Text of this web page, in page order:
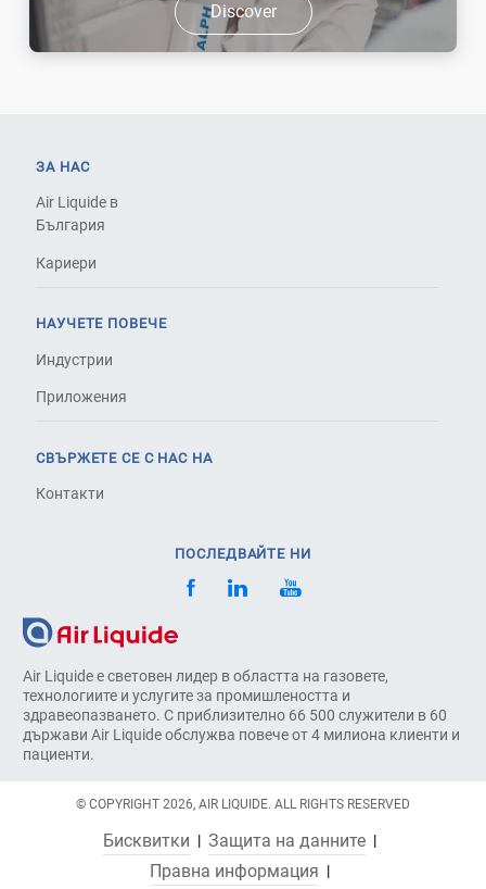
Discover
Air Liquide е световен лидер в областта на газовете,
технологиите и услугите за промишлеността и
здравеопазването. С приблизително 66 500 служители в 60
държави Air Liquide обслужва повече от 4 милиона клиенти и
пациенти.
ЗА НАС
Air Liquide в
България
Кариери
НАУЧЕТЕ ПОВЕЧЕ
Индустрии
Приложения
СВЪРЖЕТЕ СЕ С НАС НА
Контакти
ПОСЛЕДВАЙТЕ НИ
© COPYRIGHT 2026, AIR LIQUIDE. ALL RIGHTS RESERVED
Бисквитки
Защита на данните
Правна информация